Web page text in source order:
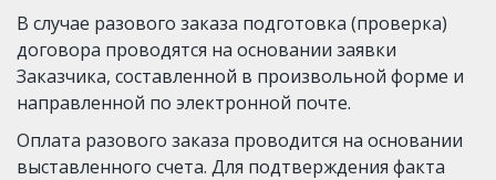
В случае разового заказа подготовка (проверка)
договора проводятся на основании заявки
Заказчика, составленной в произвольной форме и
направленной по электронной почте.
Оплата разового заказа проводится на основании
выставленного счета. Для подтверждения факта